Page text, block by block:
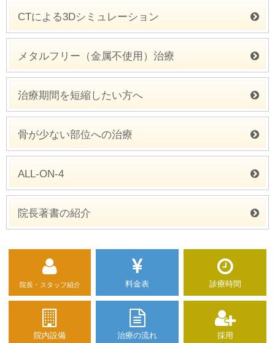
CTによる3Dシミュレーション
メタルフリー（金属不使用）治療
治療期間を短縮したい方へ
骨が少ない部位への治療
ALL-ON-4
院長著書の紹介
院長・スタッフ紹介 料金表 診療時間
院内設備 治療の流れ 採用